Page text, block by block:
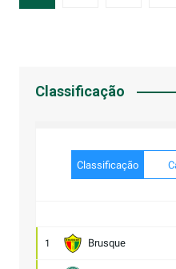
de
Classificação
Classificação
1 Brusque